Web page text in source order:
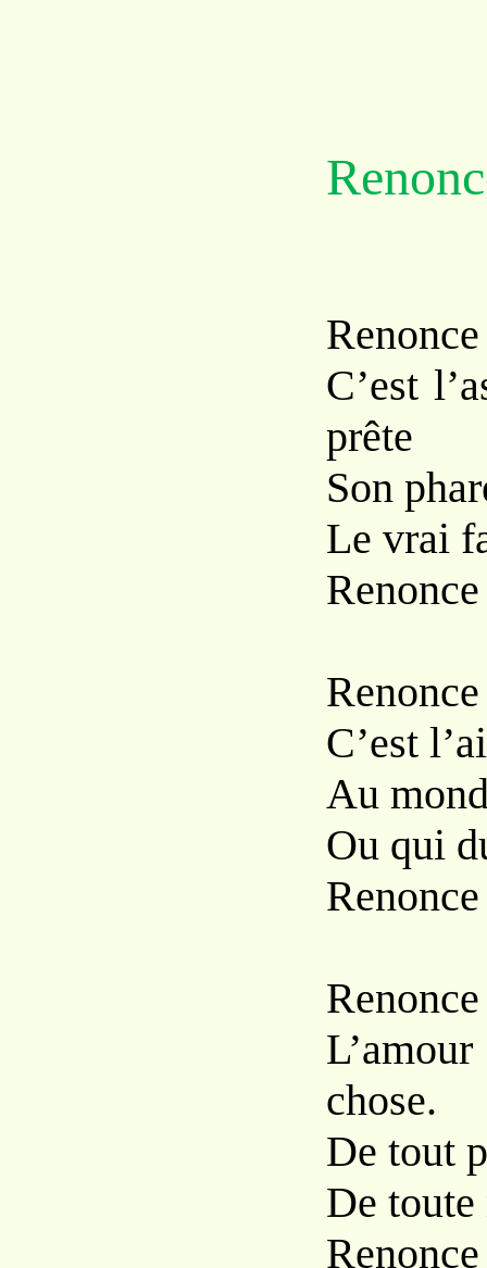
C’est
prête
Son
Le vrai
C’est
Au
Ou qui
chose.
De tout
De toute